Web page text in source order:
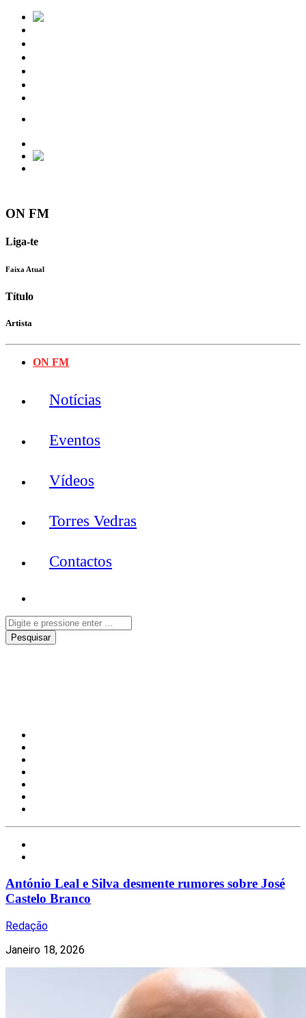
ON FM
Liga-te
Faixa Atual
Título
Artista
ON FM
Notícias
Eventos
Vídeos
Torres Vedras
Contactos
António Leal e Silva desmente rumores sobre José
Castelo Branco
Redação
Janeiro 18, 2026